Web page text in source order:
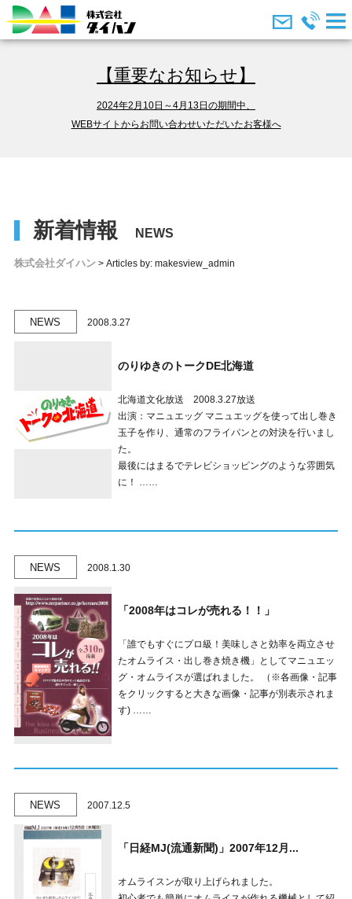
【重要なお知らせ】
2024年2月10日～4月13日の期間中、
WEBサイトからお問い合わせいただいたお客様へ
新着情報
株式会社ダイハン> Articles by: makesview_admin
NEWS 2008.3.27
のりゆきのトークDE北海道
北海道文化放送 2008.3.27放送
出演：マニュエッグ マニュエッグを使って出し巻き
玉子を作り、通常のフライパンとの対決を行いまし
た。
最後にはまるでテレビショッピングのような雰囲気
に！ ……
NEWS 2008.1.30
「2008年はコレが売れる！！」
「誰でもすぐにプロ級！美味しさと効率を両立させ
たオムライス・出し巻き焼き機」としてマニュエッ
グ・オムライスが選ばれました。 （※各画像・記事
をクリックすると大きな画像・記事が別表示されま
す) ……
NEWS 2007.12.5
「日経MJ(流通新聞)」2007年12月...
オムライスンが取り上げられました。